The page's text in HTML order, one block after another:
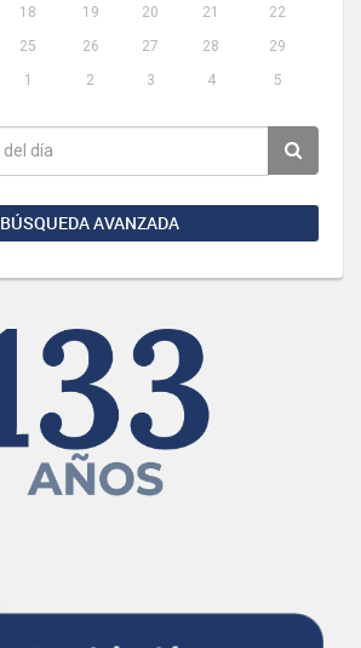
18 19 20 21
22
25 26 27 28
29
1 2 3 4 5
BÚSQUEDA AVANZADA